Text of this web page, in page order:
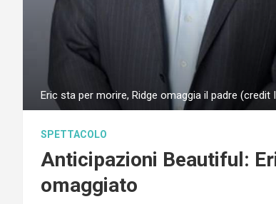
Eric sta per morire, Ridge omaggia il padre
SPETTACOLO
Anticipazioni Beautiful:
omaggiato